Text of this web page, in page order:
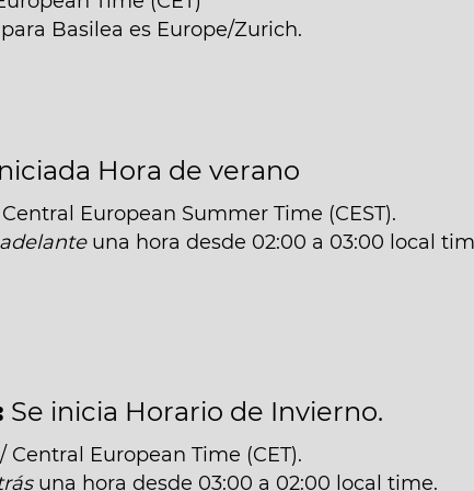
Basilea es Europe/Zurich.
Hora de verano
European Summer Time (CEST).
adelanteuna hora desde 02:00 a 03:00 local
Se inicia Horario de Invierno.
Central European Time (CET).
una hora desde 03:00 a 02:00 local time.